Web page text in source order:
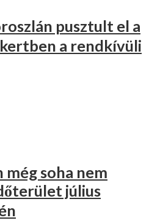
pusztult el a
a rendkívüli
még soha nem
július